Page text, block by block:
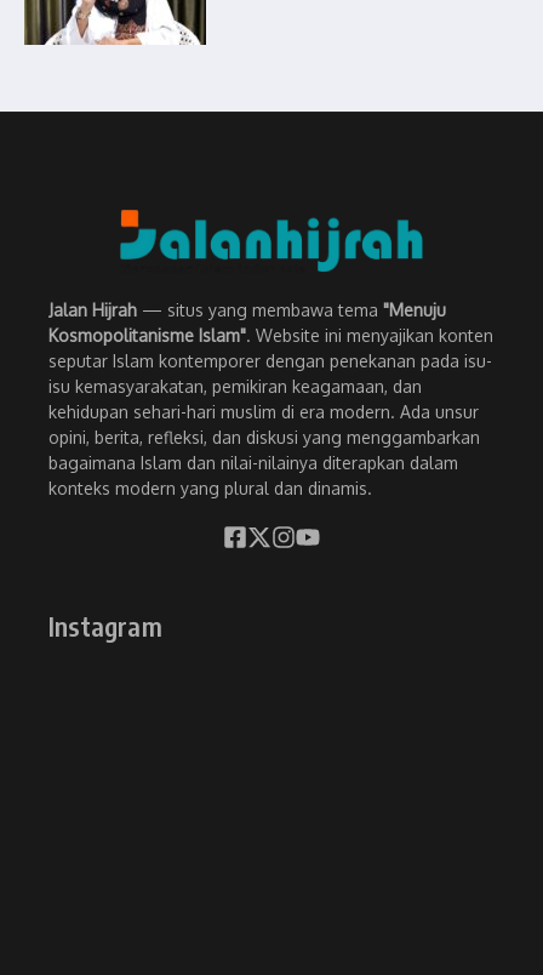
Jalan Hijrah — situs yang membawa tema "Menuju
Kosmopolitanisme Islam". Website ini menyajikan konten
seputar Islam kontemporer dengan penekanan pada isu-
isu kemasyarakatan, pemikiran keagamaan, dan
kehidupan sehari-hari muslim di era modern. Ada unsur
opini, berita, refleksi, dan diskusi yang menggambarkan
bagaimana Islam dan nilai-nilainya diterapkan dalam
konteks modern yang plural dan dinamis.
Instagram